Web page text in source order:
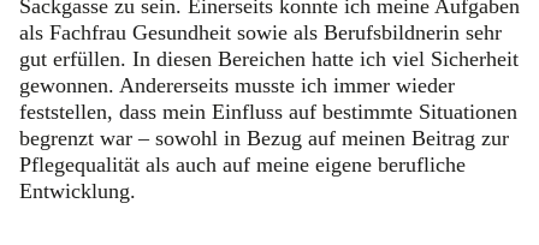
Sackgasse zu sein. Einerseits konnte ich meine Aufgaben
als Fachfrau Gesundheit sowie als Berufsbildnerin sehr
gut erfüllen. In diesen Bereichen hatte ich viel Sicherheit
gewonnen. Andererseits musste ich immer wieder
feststellen, dass mein Einfluss auf bestimmte Situationen
begrenzt war – sowohl in Bezug auf meinen Beitrag zur
Pflegequalität als auch auf meine eigene berufliche
Entwicklung.